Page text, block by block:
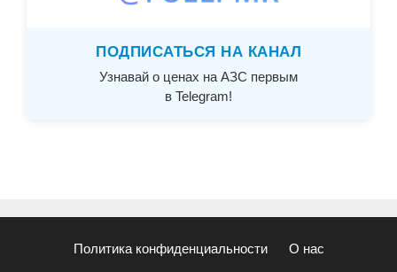
ПОДПИСАТЬСЯ НА КАНАЛ
Узнавай о ценах на АЗС первым
в Telegram!
Политика конфиденциальности О нас